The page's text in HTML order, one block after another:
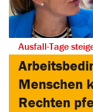
Ausfall-Tage
Menschen
Rechten